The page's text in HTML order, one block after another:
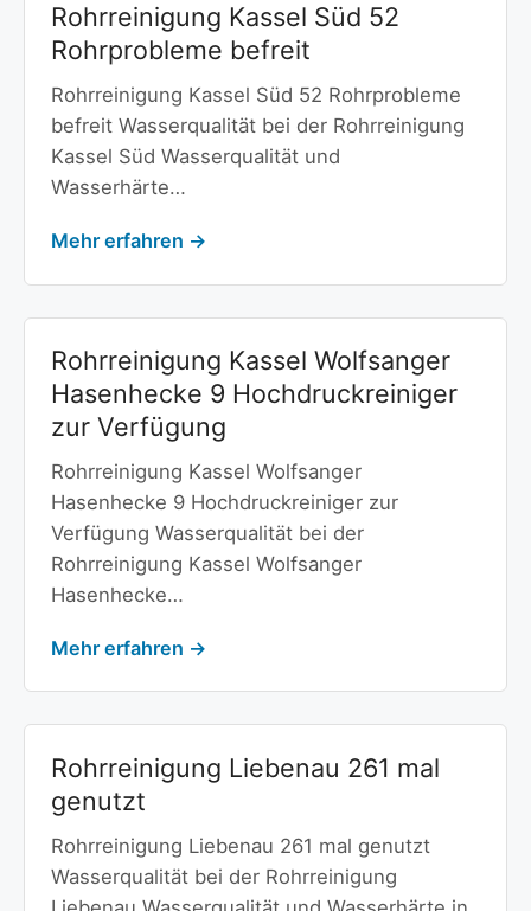
Rohrreinigung Kassel Süd 52
Rohrprobleme befreit
Rohrreinigung Kassel Süd 52 Rohrprobleme
befreit Wasserqualität bei der Rohrreinigung
Kassel Süd Wasserqualität und
Wasserhärte…
Mehr erfahren →
Rohrreinigung Kassel Wolfsanger
Hasenhecke 9 Hochdruckreiniger
zur Verfügung
Rohrreinigung Kassel Wolfsanger
Hasenhecke 9 Hochdruckreiniger zur
Verfügung Wasserqualität bei der
Rohrreinigung Kassel Wolfsanger
Hasenhecke…
Mehr erfahren →
Rohrreinigung Liebenau 261 mal
genutzt
Rohrreinigung Liebenau 261 mal genutzt
Wasserqualität bei der Rohrreinigung